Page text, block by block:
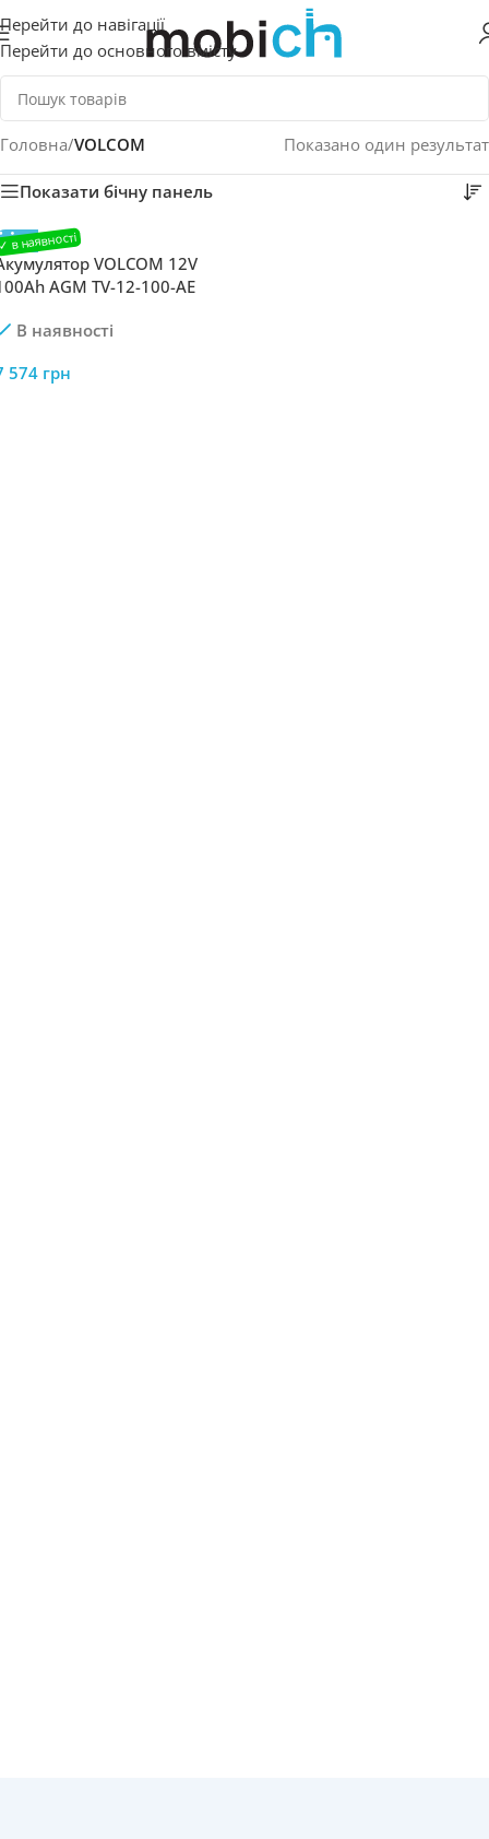
Перейти до навігації
Перейти до основного вмісту
Головна/VOLCOM Показано один результат
Показати бічну панель
VOLCOM 12V
AGM TV-12-100-AE
В наявності
574 грн